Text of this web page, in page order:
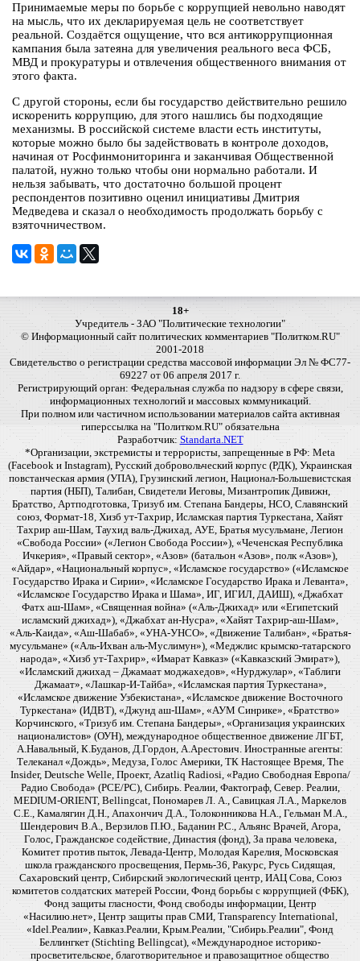
Принимаемые меры по борьбе с коррупцией невольно наводят
на мысль, что их декларируемая цель не соответствует
реальной. Создаётся ощущение, что вся антикоррупционная
кампания была затеяна для увеличения реального веса ФСБ,
МВД и прокуратуры и отвлечения общественного внимания от
этого факта.
С другой стороны, если бы государство действительно решило
искоренить коррупцию, для этого нашлись бы подходящие
механизмы. В российской системе власти есть институты,
которые можно было бы задействовать в контроле доходов,
начиная от Росфинмониторинга и заканчивая Общественной
палатой, нужно только чтобы они нормально работали. И
нельзя забывать, что достаточно большой процент
респондентов позитивно оценил инициативы Дмитрия
Медведева и сказал о необходимость продолжать борьбу с
взяточничеством.
18+
Учредитель - ЗАО "Политические технологии"
© Информационный сайт политических комментариев "Политком.RU"
2001-2018
Свидетельство о регистрации средства массовой информации Эл № ФС77-
69227 от 06 апреля 2017 г.
Регистрирующий орган: Федеральная служба по надзору в сфере связи,
информационных технологий и массовых коммуникаций.
При полном или частичном использовании материалов сайта активная
гиперссылка на "Политком.RU" обязательна
Разработчик: Standarta.NET
*Организации, экстремисты и террористы, запрещенные в РФ: Meta
(Facebook и Instagram), Русский добровольческий корпус (РДК), Украинская
повстанческая армия (УПА), Грузинский легион, Национал-Большевистская
партия (НБП), Талибан, Свидетели Иеговы, Мизантропик Дивижн,
Братство, Артподготовка, Тризуб им. Степана Бандеры, НСО, Славянский
союз, Формат-18, Хизб ут-Тахрир, Исламская партия Туркестана, Хайят
Тахрир аш-Шам, Таухид валь-Джихад, АУЕ, Братья мусульмане, Легион
«Свобода России» («Легион Свобода России»), «Чеченская Республика
Ичкерия», «Правый сектор», «Азов» (батальон «Азов», полк «Азов»),
«Айдар», «Национальный корпус», «Исламское государство» («Исламское
Государство Ирака и Сирии», «Исламское Государство Ирака и Леванта»,
«Исламское Государство Ирака и Шама», ИГ, ИГИЛ, ДАИШ), «Джабхат
Фатх аш-Шам», «Священная война» («Аль-Джихад» или «Египетский
исламский джихад»), «Джабхат ан-Нусра», «Хайят Тахрир-аш-Шам»,
«Аль-Каида», «Аш-Шабаб», «УНА-УНСО», «Движение Талибан», «Братья-
мусульмане» («Аль-Ихван аль-Муслимун»), «Меджлис крымско-татарского
народа», «Хизб ут-Тахрир», «Имарат Кавказ» («Кавказский Эмират»),
«Исламский джихад – Джамаат моджахедов», «Нурджулар», «Таблиги
Джамаат», «Лашкар-И-Тайба», «Исламская партия Туркестана»,
«Исламское движение Узбекистана», «Исламское движение Восточного
Туркестана» (ИДВТ), «Джунд аш-Шам», «АУМ Синрике», «Братство»
Корчинского, «Тризуб им. Степана Бандеры», «Организация украинских
националистов» (ОУН), международное общественное движение ЛГБТ,
А.Навальный, К.Буданов, Д.Гордон, А.Арестович. Иностранные агенты:
Телеканал «Дождь», Медуза, Голос Америки, ТК Настоящее Время, The
Insider, Deutsche Welle, Проект, Azatliq Radiosi, «Радио Свободная Европа/
Радио Свобода» (PCE/PC), Сибирь. Реалии, Фактограф, Север. Реалии,
MEDIUM-ORIENT, Bellingcat, Пономарев Л. А., Савицкая Л.А., Маркелов
С.Е., Камалягин Д.Н., Апахончич Д.А., Толоконникова Н.А., Гельман М.А.,
Шендерович В.А., Верзилов П.Ю., Баданин Р.С., Альянс Врачей, Агора,
Голос, Гражданское содействие, Династия (фонд), За права человека,
Комитет против пыток, Левада-Центр, Молодая Карелия, Московская
школа гражданского просвещения, Пермь-36, Ракурс, Русь Сидящая,
Сахаровский центр, Сибирский экологический центр, ИАЦ Сова, Союз
комитетов солдатских матерей России, Фонд борьбы с коррупцией (ФБК),
Фонд защиты гласности, Фонд свободы информации, Центр
«Насилию.нет», Центр защиты прав СМИ, Transparency International,
«Idel.Реалии», Кавказ.Реалии, Крым.Реалии, "Сибирь.Реалии", Фонд
Беллингкет (Stichting Bellingcat), «Международное историко-
просветительское, благотворительное и правозащитное общество